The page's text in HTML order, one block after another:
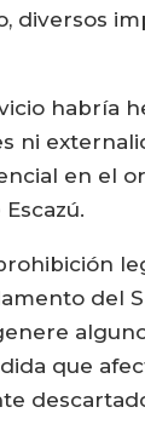
diversos
habría
ni
en el
del
que